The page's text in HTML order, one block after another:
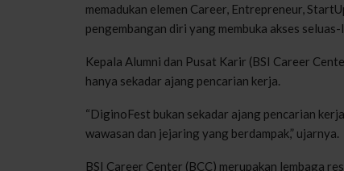
memadukan elemen Career, Entrepreneur,
pengembangan diri yang membuka akses
Kepala Alumni dan Pusat Karir (BSI Career
hanya sekadar ajang pencarian kerja.
“DiginoFest bukan sekadar ajang pencarian
wawasan dan jejaring yang berdampak,” ujarnya.
BSI Career Center (BCC) merupakan lembaga